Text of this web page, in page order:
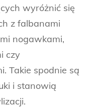
wyróżnić się
z falbanami
nogawkami,
czy
Takie spodnie są
i stanowią